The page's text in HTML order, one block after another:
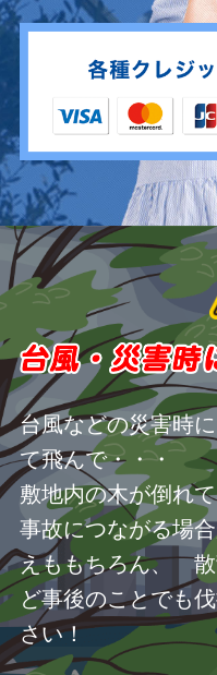
台風などの災害時
て飛んで・・・
敷地内の木が倒れ
事故につながる場
えももちろん、 散
ど事後のことでも
さい！